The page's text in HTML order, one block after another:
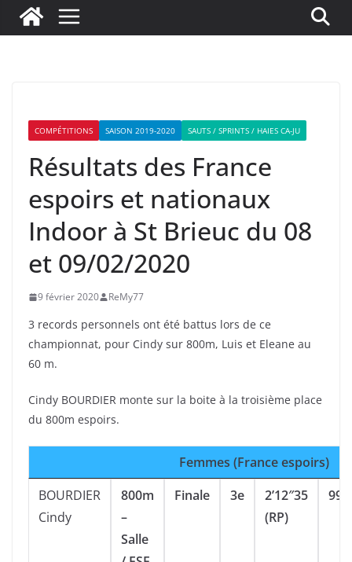
COMPÉTITIONS SAISON 2019-2020 SAUTS / SPRINTS / HAIES CA-JU
Résultats des France
espoirs et nationaux
Indoor à St Brieuc du 08
et 09/02/2020
9 février 2020 ReMy77
3 records personnels ont été battus lors de ce
championnat, pour Cindy sur 800m, Luis et Eleane au
60 m.
Cindy BOURDIER monte sur la boite à la troisième place
du 800m espoirs.
Femmes (France espoirs)
BOURDIER
Cindy
800m
–
Salle
Finale 3e
2’12″35
(RP)
991